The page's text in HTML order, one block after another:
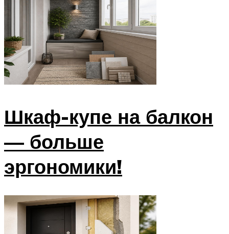
Шкаф-купе на балкон
— больше
эргономики!